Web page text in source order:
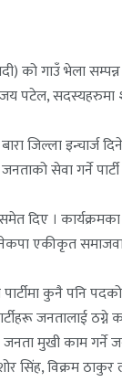
को गाउँ भेला
पटेल,
जिल्ला
सेवा गर्ने
दिए ।
एकीकृत
कुनै पनि
जनतालाई
मुखी काम गर्ने
सिंह, विक्रम